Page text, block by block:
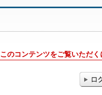
このコンテンツをご覧いただ